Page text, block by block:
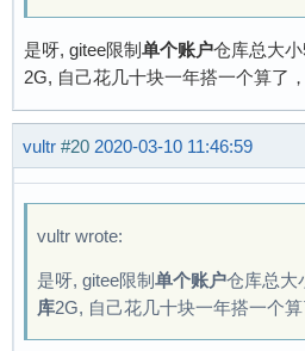
是呀, gitee限制 单个账户仓库总大小
2G, 自己花几十块一年搭一个算了
vultr #20 2020-03-10 11:46:59
vultr wrote:
是呀, gitee限制 单个账户仓库总大
库2G, 自己花几十块一年搭一个算